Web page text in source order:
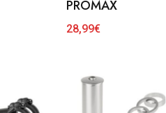
PROMAX
28,99€